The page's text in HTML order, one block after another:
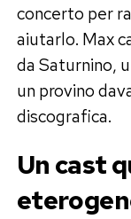
concerto per
aiutarlo. Max
da Saturnino,
un provino
discografica.
Un cast